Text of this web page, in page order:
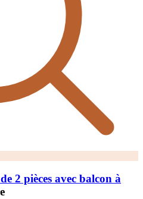
2 pièces avec balcon à